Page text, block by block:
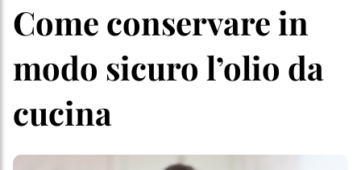
Come conservare in
modo sicuro l’olio da
cucina